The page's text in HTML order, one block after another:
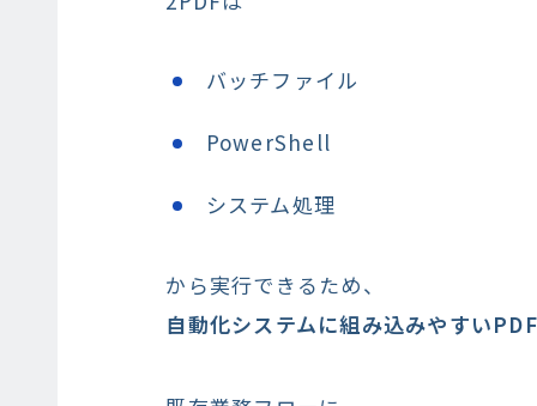
バッチファイル
PowerShell
システム処理
から実行できるため、
自動化システムに組み込みやすいPDF